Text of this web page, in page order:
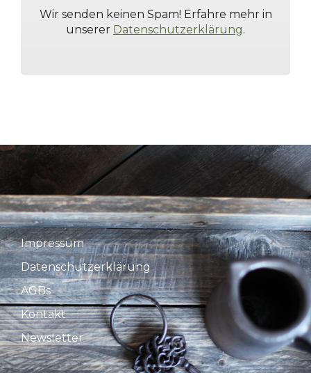
Wir senden keinen Spam! Erfahre mehr in
unserer Datenschutzerklärung.
Impressum
Datenschutzerklärung
AGBs
Kontakt
Newsletter